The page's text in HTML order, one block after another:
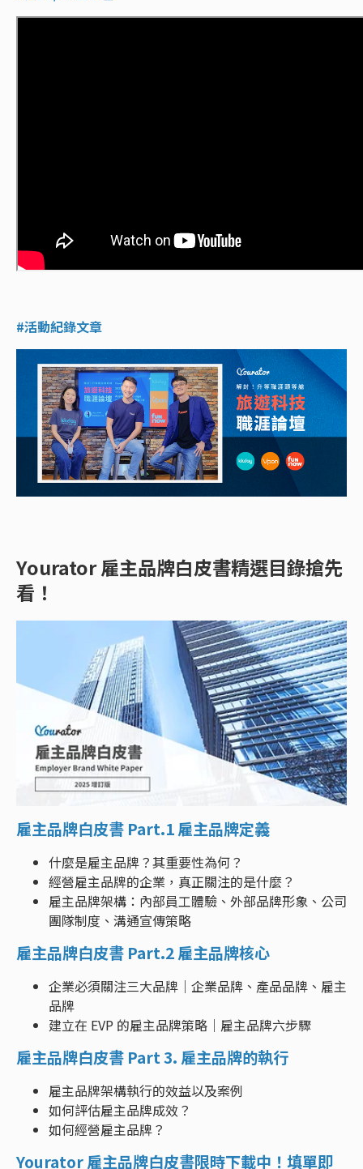
#活動紀錄文章
Yourator 雇主品牌白皮書精選目錄搶先
看！
雇主品牌白皮書 Part.1 雇主品牌定義
什麼是雇主品牌？其重要性為何？
經營雇主品牌的企業，真正關注的是什麼？
雇主品牌架構：內部員工體驗、外部品牌形象、公司
團隊制度、溝通宣傳策略
雇主品牌白皮書 Part.2 雇主品牌核心
企業必須關注三大品牌｜企業品牌、產品品牌、雇主
品牌
建立在 EVP 的雇主品牌策略｜雇主品牌六步驟
雇主品牌白皮書 Part 3. 雇主品牌的執行
雇主品牌架構執行的效益以及案例
如何評估雇主品牌成效？
如何經營雇主品牌？
Yourator 雇主品牌白皮書限時下載中！填單即